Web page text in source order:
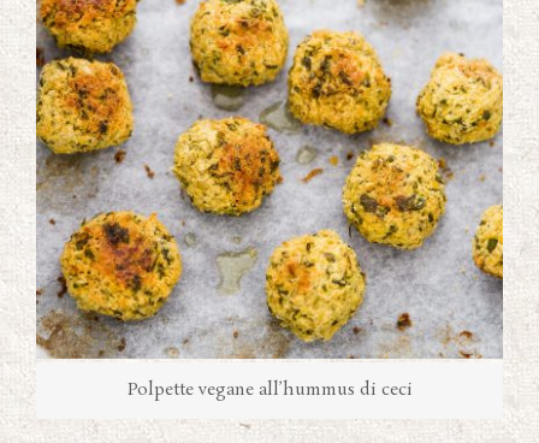
Polpette vegane all’hummus di ceci